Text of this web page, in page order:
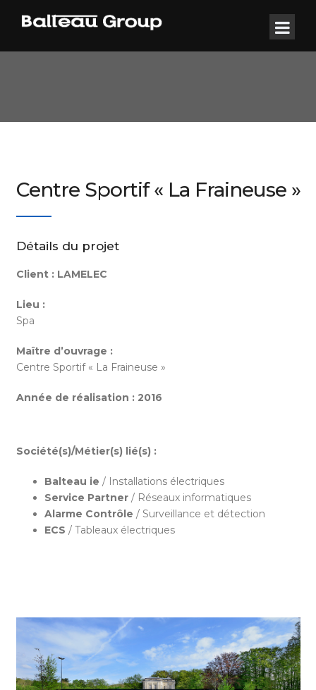
Centre Sportif « La Fraineuse »
Détails du projet
Client :LAMELEC
Lieu :
Spa
Maître d’ouvrage :
Centre Sportif « La Fraineuse »
Année de réalisation :2016
Société(s)/Métier(s) lié(s) :
Balteau ie / Installations électriques
Service Partner/ Réseaux informatiques
Alarme Contrôle / Surveillance et détection
ECS / Tableaux électriques